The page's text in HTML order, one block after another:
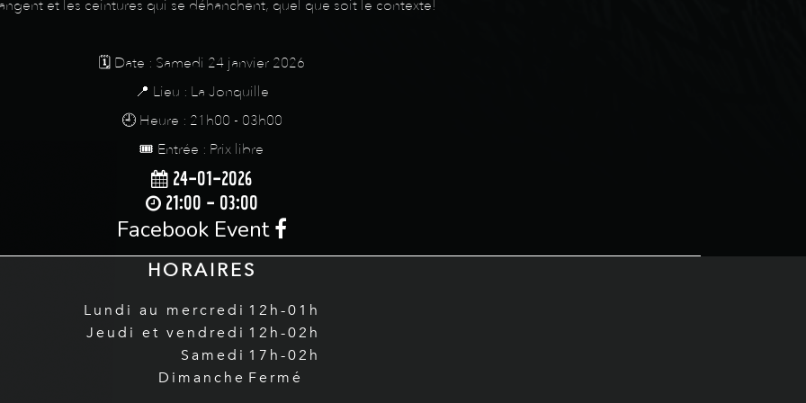
et les ceintures qui se déhanchent, quel que soit le contexte!
🗓️ Date : Samedi 24 janvier 2026
📍 Lieu : La Jonquille
🕘 Heure : 21h00 - 03h00
🎟️ Entrée : Prix libre
24-01-2026
21:00 - 03:00
Facebook Event
HORAIRES
Lundi au mercredi
Jeudi et vendredi
Samedi
Dimanche
12h-01h
12h-02h
17h-02h
Fermé